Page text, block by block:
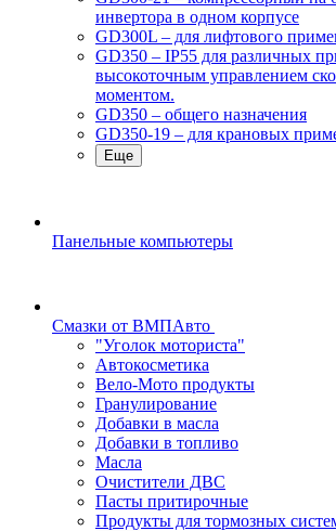
инвертора в одном корпусе
GD300L – для лифтового
GD350 – IP55 для различных
высокоточным управлением
моментом.
GD350 – общего назначения
GD350-19 – для крановых
Еще
Панельные компьютеры
Смазки от ВМПАвто
"Уголок моториста"
Автокосметика
Вело-Мото продукты
Гранулирование
Добавки в масла
Добавки в топливо
Масла
Очистители ДВС
Пасты притирочные
Продукты для тормозных